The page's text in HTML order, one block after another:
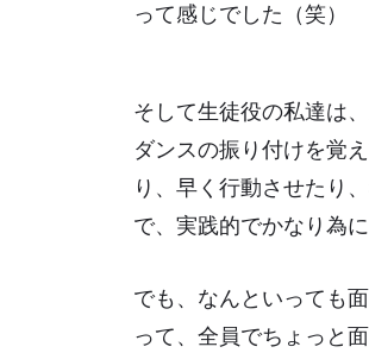
って感じでした（笑）
そして生徒役の私達は
ダンスの振り付けを覚
り、早く行動させたり
で、実践的でかなり為
でも、なんといっても
って、全員でちょっと